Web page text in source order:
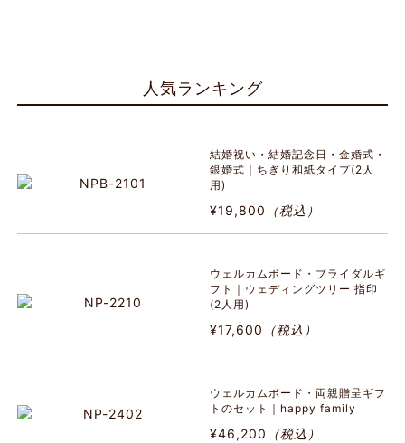
人気ランキング
結婚祝い・結婚記念日・金婚式・
銀婚式｜ちぎり和紙タイプ(2人
用)
¥19,800 （税込）
ウェルカムボード・ブライダルギ
フト｜ウェディングツリー 指印
(2人用)
¥17,600 （税込）
ウェルカムボード・両親贈呈ギフ
トのセット｜happy family
¥46,200 （税込）